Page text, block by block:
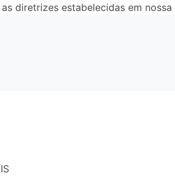
diretrizes estabelecidas em nossa